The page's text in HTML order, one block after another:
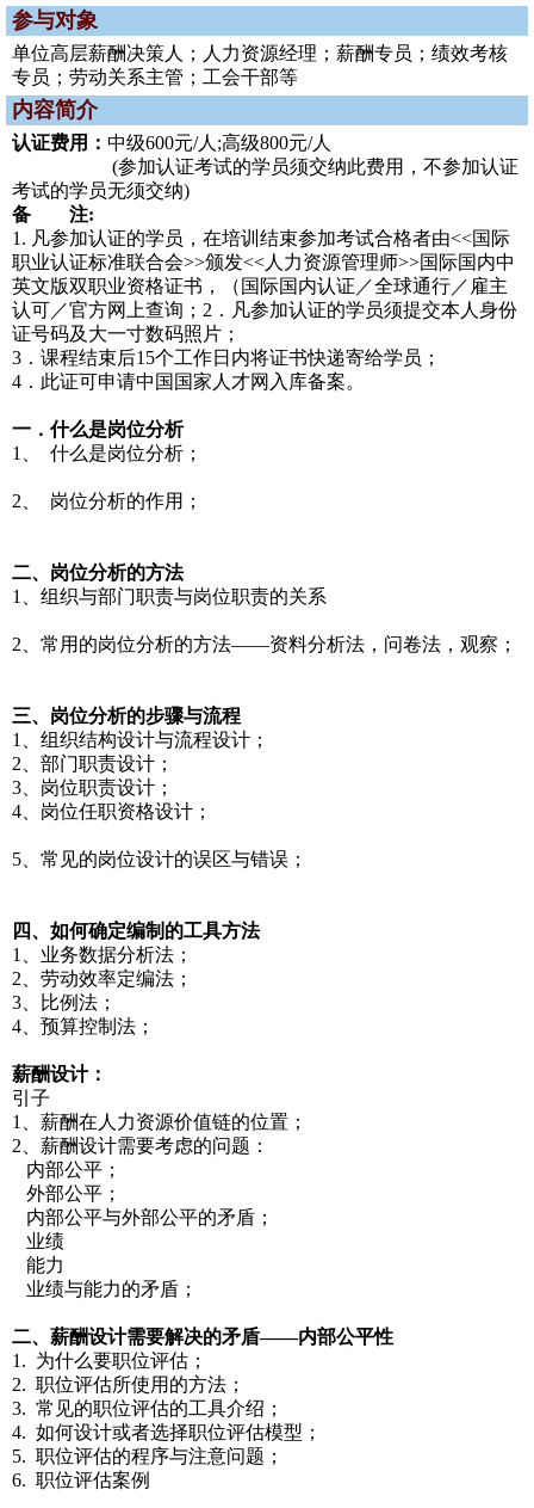
参与对象
单位高层薪酬决策人；人力资源经理；薪酬专员；绩效考核
专员；劳动关系主管；工会干部等
内容简介
认证费用： 中级600元/人;高级800元/人
(参加认证考试的学员须交纳此费用，不参加认证
考试的学员无须交纳)
备 注:
1. 凡参加认证的学员，在培训结束参加考试合格者由<<国际
职业认证标准联合会>>颁发<<人力资源管理师>>国际国内中
英文版双职业资格证书，（国际国内认证／全球通行／雇主
认可／官方网上查询；2．凡参加认证的学员须提交本人身份
证号码及大一寸数码照片；
3．课程结束后15个工作日内将证书快递寄给学员；
4．此证可申请中国国家人才网入库备案。
一．什么是岗位分析
1、 什么是岗位分析；
2、 岗位分析的作用；
二、岗位分析的方法
1、组织与部门职责与岗位职责的关系
2、常用的岗位分析的方法——资料分析法，问卷法，观察；
三、岗位分析的步骤与流程
1、组织结构设计与流程设计；
2、部门职责设计；
3、岗位职责设计；
4、岗位任职资格设计；
5、常见的岗位设计的误区与错误；
四、如何确定编制的工具方法
1、业务数据分析法；
2、劳动效率定编法；
3、比例法；
4、预算控制法；
薪酬设计：
引子
1、薪酬在人力资源价值链的位置；
2、薪酬设计需要考虑的问题：
内部公平；
外部公平；
内部公平与外部公平的矛盾；
业绩
能力
业绩与能力的矛盾；
二、薪酬设计需要解决的矛盾——内部公平性
1. 为什么要职位评估；
2. 职位评估所使用的方法；
3. 常见的职位评估的工具介绍；
4. 如何设计或者选择职位评估模型；
5. 职位评估的程序与注意问题；
6. 职位评估案例